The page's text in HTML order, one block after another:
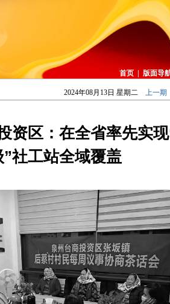
首页 版面导
2024年08月13日 星期二 上一期
资区：在全省率先实
”社工站全域覆盖